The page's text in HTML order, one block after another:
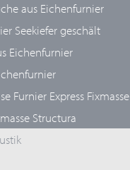
aus Eichenfurnier
Seekiefer geschält
Eichenfurnier
Furnier Express Fixmasse
Structura